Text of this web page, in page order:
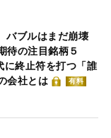
バブルはまだ崩壊
待の注目銘柄５
に終止符を打つ「誰
会社とは
有料